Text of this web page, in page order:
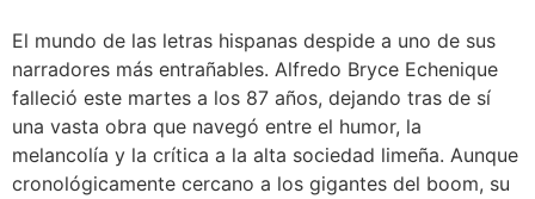
El mundo de las letras hispanas despide a uno de sus
narradores más entrañables. Alfredo Bryce Echenique
falleció este martes a los 87 años, dejando tras de sí
una vasta obra que navegó entre el humor, la
melancolía y la crítica a la alta sociedad limeña. Aunque
cronológicamente cercano a los gigantes del boom, su